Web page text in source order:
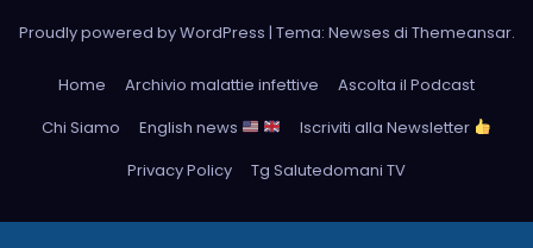
Proudly powered by WordPress | Tema: Newses di Themeansar.
Home Archivio malattie infettive
Ascolta il Podcast
Chi Siamo
English news
Iscriviti alla Newsletter
Privacy Policy
Tg Salutedomani TV